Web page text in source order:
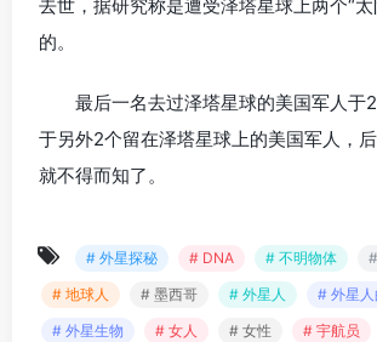
去世，据研究称是遭受泽塔星球上两个“
的。
最后一名去过泽塔星球的美国军人于
于另外2个留在泽塔星球上的美国军人，
就不得而知了。
# 外星探秘 # DNA # 不明物体
# 地球人
# 墨西哥 # 外星人
# 外星
# 外星生物
# 女人 # 女性 # 宇航员